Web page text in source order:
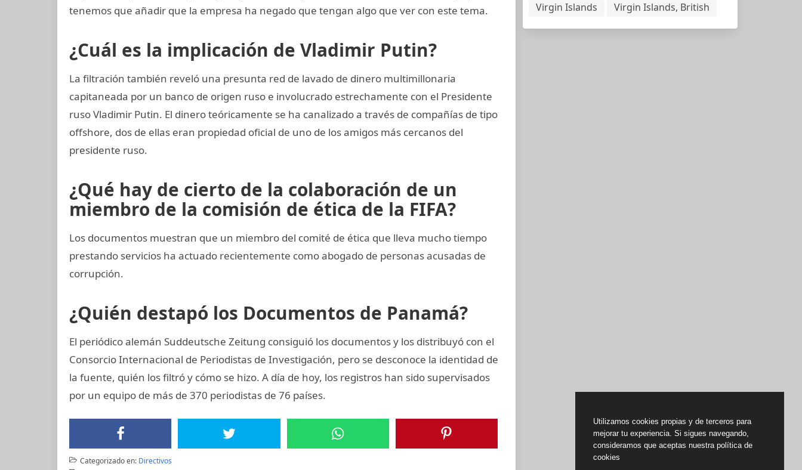
tenemos que añadir que la empresa ha negado que tengan algo que ver con este tema.
¿Cuál es la implicación de Vladimir Putin?
La filtración también reveló una presunta red de lavado de dinero multimillonaria
capitaneada por un banco de origen ruso e involucrado estrechamente con el Presidente
ruso Vladimir Putin. El dinero teóricamente se ha canalizado a través de compañías de tipo
offshore, dos de ellas eran propiedad oficial de uno de los amigos más cercanos del
presidente ruso.
¿Qué hay de cierto de la colaboración de un
miembro de la comisión de ética de la FIFA?
Los documentos muestran que un miembro del comité de ética que lleva mucho tiempo
prestando servicios ha actuado recientemente como abogado de personas acusadas de
corrupción.
¿Quién destapó los Documentos de Panamá?
El periódico alemán Suddeutsche Zeitung consiguió los documentos y los distribuyó con el
Consorcio Internacional de Periodistas de Investigación, pero se desconoce la identidad de
la fuente, quién los filtró y cómo se hizo. A día de hoy, los registros han sido supervisados
por un equipo de más de 370 periodistas de 76 países.
Categorizado en: Directivos
Virgin Islands
Virgin Islands, British
Utilizamos cookies propias y de terceros para
mejorar tu experiencia. Si sigues navegando,
consideramos que aceptas nuestra política de
cookies